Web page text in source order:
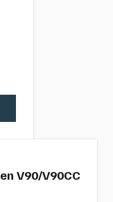
V90/V90CC